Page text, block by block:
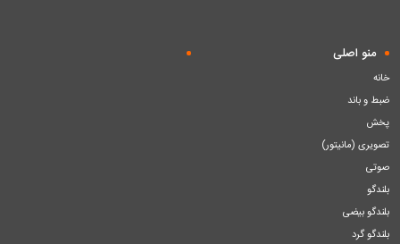
منو اصلی
خانه
ضبط و باند
پخش
تصویری (مانیتور)
صوتی
بلندگو
بلندگو بیضی
بلندگو گرد